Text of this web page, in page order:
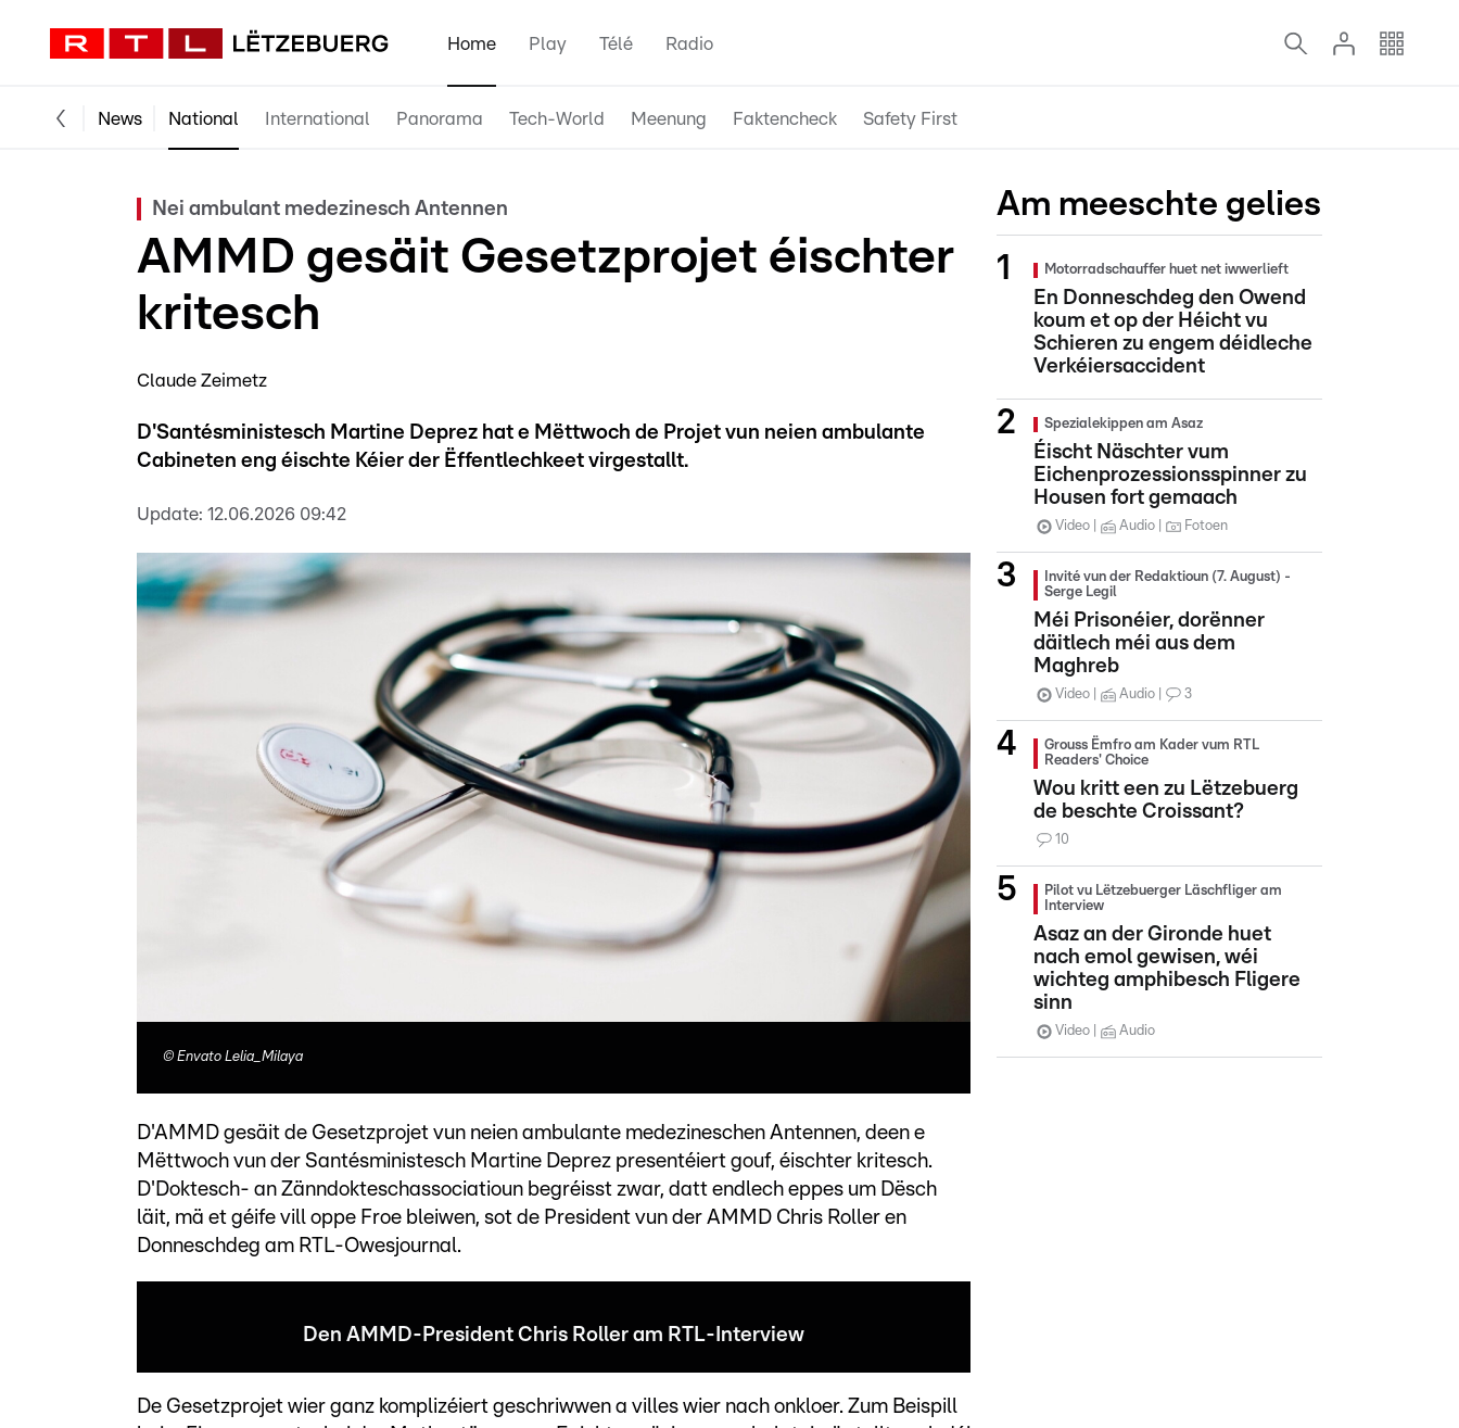
Home Play Télé Radio
News National International Panorama Tech-World Meenung Faktencheck Safety First
Nei ambulant medezinesch Antennen
AMMD gesäit Gesetzprojet éischter
kritesch
Claude Zeimetz
D'Santésministesch Martine Deprez hat e Mëttwoch de Projet vun neien ambulante
Cabineten eng éischte Kéier der Ëffentlechkeet virgestallt.
Update: 12.06.2026 09:42
© Envato Lelia_Milaya
D'AMMD gesäit de Gesetzprojet vun neien ambulante medezineschen Antennen, deen e
Mëttwoch vun der Santésministesch Martine Deprez presentéiert gouf, éischter kritesch.
D'Doktesch- an Zänndokteschassociatioun begréisst zwar, datt endlech eppes um Dësch
läit, mä et géife vill oppe Froe bleiwen, sot de President vun der AMMD Chris Roller en
Donneschdeg am RTL-Owesjournal.
Den AMMD-President Chris Roller am RTL-Interview
De Gesetzprojet wier ganz komplizéiert geschriwwen a villes wier nach onkloer. Zum Beispill
Am meeschte gelies
Motorradschauffer huet net iwwerlieft
En Donneschdeg den Owend
koum et op der Héicht vu
Schieren zu engem déidleche
Verkéiersaccident
Spezialekippen am Asaz
Éischt Näschter vum
Eichenprozessionsspinner zu
Housen fort gemaach
Video Audio Fotoen
Invité vun der Redaktioun (7. August) -
Serge Legil
Méi Prisonéier, dorënner
däitlech méi aus dem
Maghreb
Video Audio 3
Grouss Ëmfro am Kader vum RTL
Readers' Choice
Wou kritt een zu Lëtzebuerg
de beschte Croissant?
10
Pilot vu Lëtzebuerger Läschfliger am
Interview
Asaz an der Gironde huet
nach emol gewisen, wéi
wichteg amphibesch Fligere
sinn
Video Audio